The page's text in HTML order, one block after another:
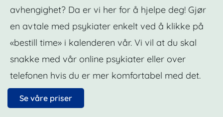
avhengighet? Da er vi her for å hjelpe deg! Gjør
en avtale med psykiater enkelt ved å klikke på
«bestill time» i kalenderen vår. Vi vil at du skal
snakke med vår online psykiater eller over
telefonen hvis du er mer komfortabel med det.
Se våre priser